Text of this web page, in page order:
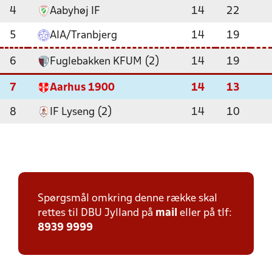
4 Aabyhøj IF 14 22
5 AIA/Tranbjerg 14 19
6 Fuglebakken KFUM (2) 14 19
7 Aarhus 1900 14 13
8 IF Lyseng (2) 14 10
Spørgsmål omkring denne række skal
rettes til DBU Jylland på mail eller på tlf:
8939 9999